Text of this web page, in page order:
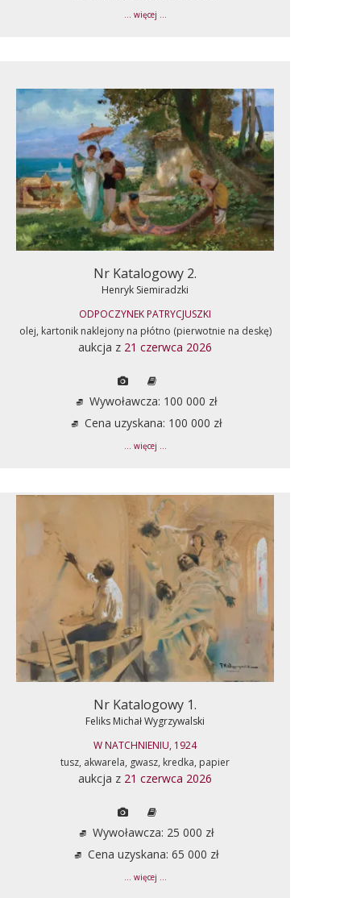
... więcej ...
Nr Katalogowy 2.
Henryk Siemiradzki
ODPOCZYNEK PATRYCJUSZKI
olej, kartonik naklejony na płótno (pierwotnie na deskę)
aukcja z 21 czerwca 2026
Wywoławcza: 100 000 zł
Cena uzyskana: 100 000 zł
... więcej ...
Nr Katalogowy 1.
Feliks Michał Wygrzywalski
W NATCHNIENIU, 1924
tusz, akwarela, gwasz, kredka, papier
aukcja z 21 czerwca 2026
Wywoławcza: 25 000 zł
Cena uzyskana: 65 000 zł
... więcej ...